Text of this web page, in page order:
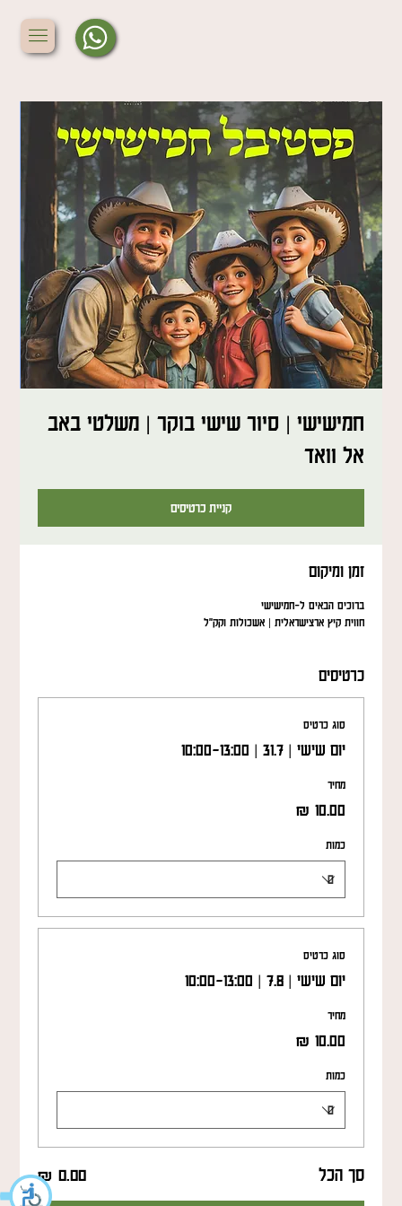
חמישישי | סיור שישי בוקר | משלטי באב
אל וואד
קניית כרטיסים
זמן ומיקום
ברוכים הבאים ל-חמישישי
חווית קיץ ארצישראלית | אשכולות וקק"ל
כרטיסים
סוג כרטיס
יום שישי | 31.7 | 10:00-13:00
מחיר
כמות
סוג כרטיס
יום שישי | 7.8 | 10:00-13:00
מחיר
כמות
סך הכל